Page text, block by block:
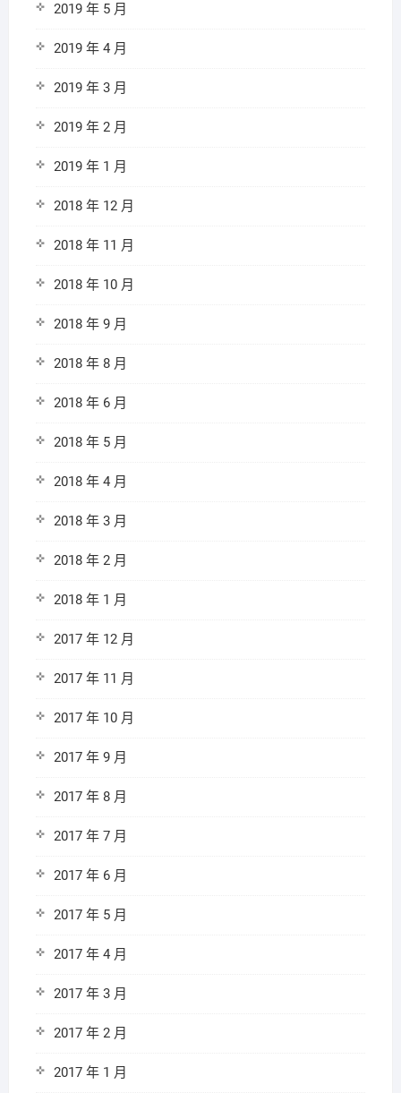
2019 年 5 月
2019 年 4 月
2019 年 3 月
2019 年 2 月
2019 年 1 月
2018 年 12 月
2018 年 11 月
2018 年 10 月
2018 年 9 月
2018 年 8 月
2018 年 6 月
2018 年 5 月
2018 年 4 月
2018 年 3 月
2018 年 2 月
2018 年 1 月
2017 年 12 月
2017 年 11 月
2017 年 10 月
2017 年 9 月
2017 年 8 月
2017 年 7 月
2017 年 6 月
2017 年 5 月
2017 年 4 月
2017 年 3 月
2017 年 2 月
2017 年 1 月